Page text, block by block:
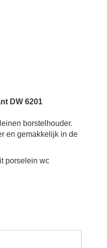
DW 6201
borstelhouder.
en gemakkelijk in de
porselein wc